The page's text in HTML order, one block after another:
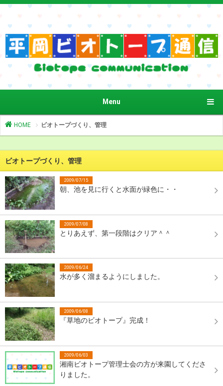
Menu
HOME ビオトープづくり、管理
ビオトープづくり、管理
2009/07/15
朝、池を見に行くと水面が緑色に・・
2009/07/08
とりあえず、第一段階はクリア＾＾
2009/06/24
水が多く溜まるようにしました。
2009/06/08
『草地のビオトープ』完成！
2009/06/03
湘南ビオトープ管理士会の方が来園してくださ
りました。